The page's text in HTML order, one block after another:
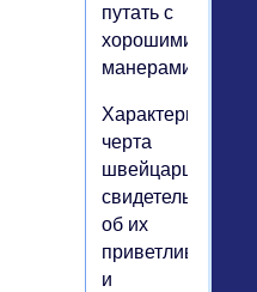
путать с
хорошими
манерами.
Характерная
черта
швейцарцев,
об их
приветливости
и